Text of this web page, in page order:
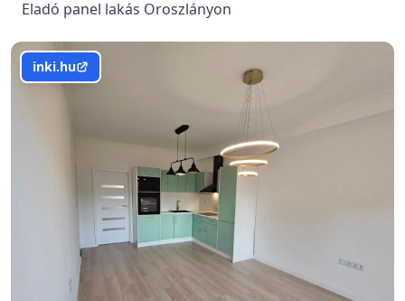
Eladó panel lakás Oroszlányon
inki.hu